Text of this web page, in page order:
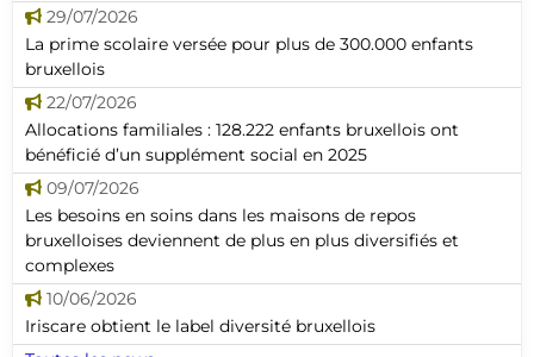
29/07/2026
La prime scolaire versée pour plus de 300.000 enfants
bruxellois
22/07/2026
Allocations familiales : 128.222 enfants bruxellois ont
bénéficié d’un supplément social en 2025
09/07/2026
Les besoins en soins dans les maisons de repos
bruxelloises deviennent de plus en plus diversifiés et
complexes
10/06/2026
Iriscare obtient le label diversité bruxellois